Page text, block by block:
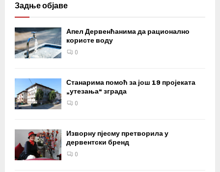
Задње објаве
Апел Дервенћанима да рационално
користе воду
0
Станарима помоћ за још 19 пројеката
„утезања“ зграда
0
Изворну пјесму претворила у
дервентски бренд
0